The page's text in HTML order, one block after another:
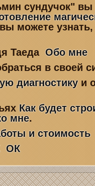
сундучок"
вы можете
ТаедаОбо мне
в своей
диагностикуи
Как будет
мне.
и стоимость
ОК